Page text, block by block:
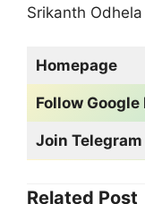
Srikanth Odhela
Homepage
Follow Google
Join
Related Post